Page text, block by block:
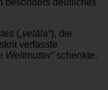
(„vetāla“), die
verfasste
Weltmutter“schenkte.